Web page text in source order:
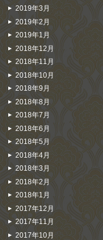
2019年3月
2019年2月
2019年1月
2018年12月
2018年11月
2018年10月
2018年9月
2018年8月
2018年7月
2018年6月
2018年5月
2018年4月
2018年3月
2018年2月
2018年1月
2017年12月
2017年11月
2017年10月